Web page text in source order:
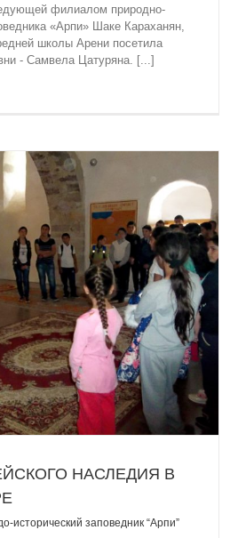
филиалом природно-
«Арпи» Шаке Караханян,
школы Арени посетила
- Самвела Цатуряна. [...]
НАСЛЕДИЯ В
исторический заповедник “Арпи”